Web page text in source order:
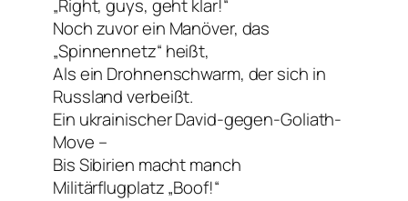
„Right, guys, geht klar!“
Noch zuvor ein Manöver, das
„Spinnennetz“ heißt,
Als ein Drohnenschwarm, der sich in
Russland verbeißt.
Ein ukrainischer David-gegen-Goliath-
Move –
Bis Sibirien macht manch
Militärflugplatz „Boof!“